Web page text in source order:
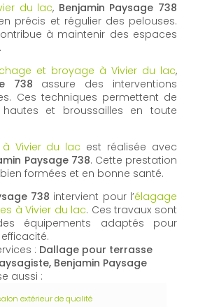
du lac, Benjamin Paysage 738
précis et régulier des pelouses.
à maintenir des espaces
et broyage à Vivier du lac,
738 assure des interventions
Ces techniques permettent de
et broussailles en toute
Vivier du lac est réalisée avec
Paysage 738. Cette prestation
formées et en bonne santé.
738 intervient pour l’élagage
à Vivier du lac. Ces travaux sont
équipements adaptés pour
: Dallage pour terrasse
Benjamin Paysage
aussi :
extérieur de qualité